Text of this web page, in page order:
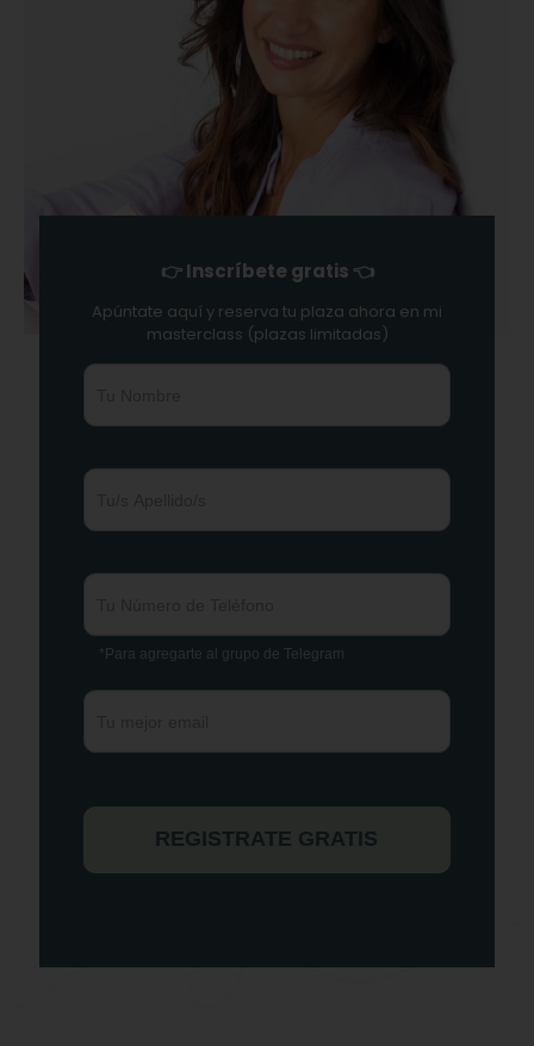
👉 Inscríbete gratis 👈
Apúntate aquí y reserva tu plaza ahora en mi
masterclass (plazas limitadas)
w
b
*Para agregarte al grupo de Telegram
REGISTRATE GRATIS